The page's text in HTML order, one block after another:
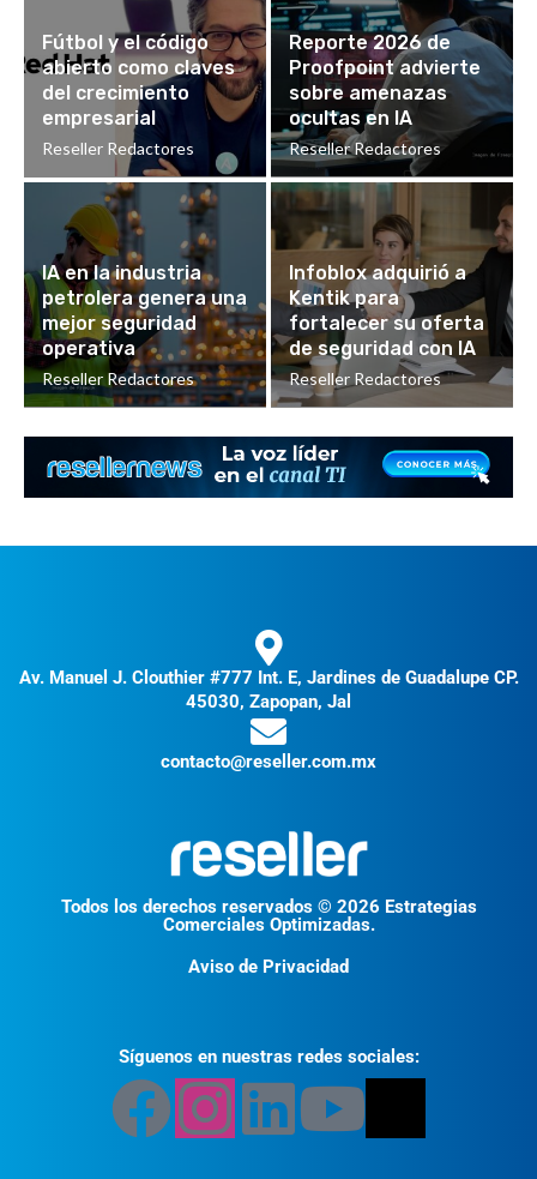
Fútbol y el código
abierto como claves
del crecimiento
empresarial
Reseller Redactores
Reporte 2026 de
Proofpoint advierte
sobre amenazas
ocultas en IA
Reseller Redactores
IA en la industria
petrolera genera una
mejor seguridad
operativa
Reseller Redactores
Infoblox adquirió a
Kentik para
fortalecer su oferta
de seguridad con IA
Reseller Redactores
Av. Manuel J. Clouthier #777 Int. E, Jardines de Guadalupe CP.
45030, Zapopan, Jal
contacto@reseller.com.mx
Todos los derechos reservados © 2026 Estrategias
Comerciales Optimizadas.
Aviso de Privacidad
Síguenos en nuestras redes sociales: